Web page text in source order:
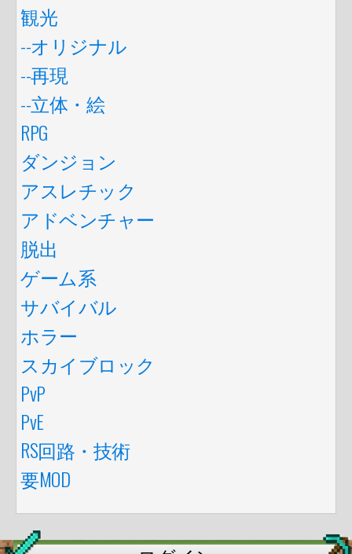
観光
--オリジナル
--再現
--立体・絵
RPG
ダンジョン
アスレチック
アドベンチャー
脱出
ゲーム系
サバイバル
ホラー
スカイブロック
PvP
PvE
RS回路・技術
要MOD